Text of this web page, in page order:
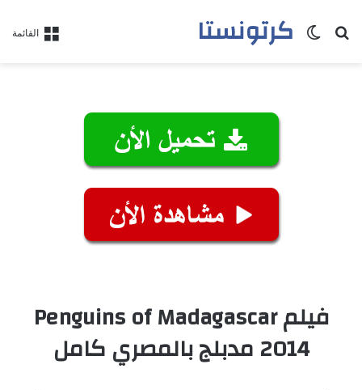
القائمة كرتونستابحث عنالوضع المظلم
فيلم Penguins of Madagascar
2014 مدبلج بالمصري كامل